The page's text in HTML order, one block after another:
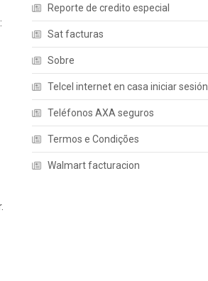
Reporte de credito especial
Sat facturas
Sobre
Telcel internet en casa iniciar sesión
Teléfonos AXA seguros
Termos e Condições
Walmart facturacion